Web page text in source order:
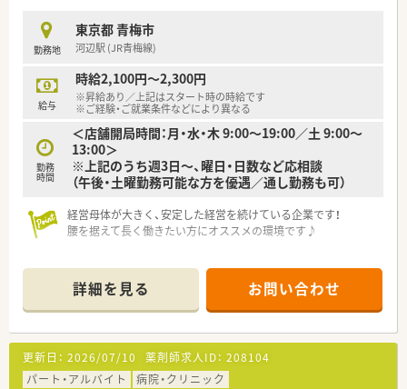
〇「社員第一主義」を掲げている同社では、福利厚生面が手厚く
年間休日120日以上、「連続休暇制度（年に1回、最大9連休を取得
できる制度）」等
プライベートも充実出来る様にワークライフバランスを後押し
してくれる制度が充実しています。
〇社員割引制度、財形貯蓄制度、スポーツジム優待等が受けられ
る他、提携の保養施設は全国に40ヵ所あります。
〇産休・育休・時短勤務者2,097人以上等、どれも業界トップクラ
スの実績!
産休、育休取得はもちろんのこと、育児短時間勤務制度を実施
育児休業より復帰後、1日最大2時間短縮して勤務できる制度で
法律では3歳までですが、同社では小学校就学時までの期間利用
可能♪
勤務地
東京都 青梅市
河辺駅 (JR青梅線)
給与
時給2,100円～2,300円
※昇給あり／上記はスタート時の時給です
※ご経験・ご就業条件などにより異なる
勤務
時間
＜店舗開局時間：月・水・木 9:00～19:00／土 9:00～
13:00＞
※上記のうち週3日～、曜日・日数など応相談
（午後・土曜勤務可能な方を優遇／通し勤務も可）
経営母体が大きく、安定した経営を続けている企業です！
腰を据えて長く働きたい方にオススメの環境です♪
詳細を見る お問い合わせ
更新日： 2026/07/10 薬剤師求人ID： 208104
パート・アルバイト
病院・クリニック